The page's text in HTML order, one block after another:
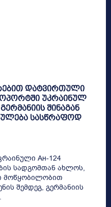
დატვირთული
უკრაინულ
შინაგან
სასწრაფოდ
Ан-124
სადგომთან ახლოს,
მოწყობილობით
შემდეგ, გერმანიის